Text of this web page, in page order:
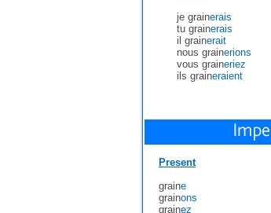
je grainerais
tu grainerais
il grainerait
nous grainerions
vous graineriez
ils graineraient
Present
graine
grainons
grainez